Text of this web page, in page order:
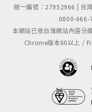
統一編號：27952966 | 台
0800-666-
本網站已依台灣網站內容分
Chrome版本60以上 /